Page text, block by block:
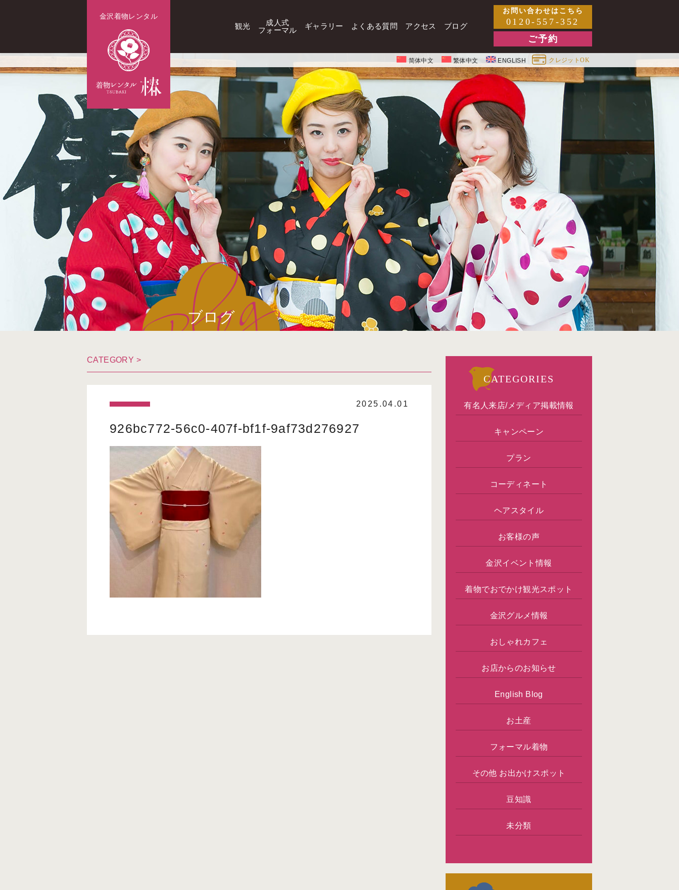
金沢着物レンタル
観光
成人式
フォーマル
ギャラリー よくある質問 アクセス ブログ
お問い合わせはこちら
0120-557-352
ご予約
简体中文 繁体中文 ENGLISH クレジットOK
ブログ
CATEGORY >
2025.04.01
926bc772-56c0-407f-bf1f-9af73d276927
CATEGORIES
有名人来店/メディア掲載情報
キャンペーン
プラン
コーディネート
ヘアスタイル
お客様の声
金沢イベント情報
着物でおでかけ観光スポット
金沢グルメ情報
おしゃれカフェ
お店からのお知らせ
English Blog
お土産
フォーマル着物
その他 お出かけスポット
豆知識
未分類